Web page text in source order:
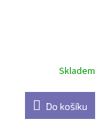
Skladem
Do košíku